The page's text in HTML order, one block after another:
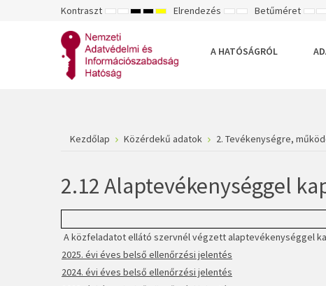
Kontraszt ALAPÉRTELMEZETT
ÉJSZAKAI
NAGY
FEHÉR
MÓD
NAGY
SÁRGA
MÓD
NAGY
MÓD
Elrendezés RÖGZÍTETT
SZÉLES
Betűméret
A HATÓSÁGRÓL
Kezdőlap Közérdekű adatok 2. Tevékenységre,
2.12 Alaptevékenységgel
A közfeladatot ellátó szervnél végzett alaptevékenységgel
2025. évi éves belső ellenőrzési jelentés
2024. évi éves belső ellenőrzési jelentés